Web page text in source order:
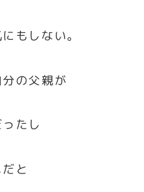
もしない。
の父親が
たし
と